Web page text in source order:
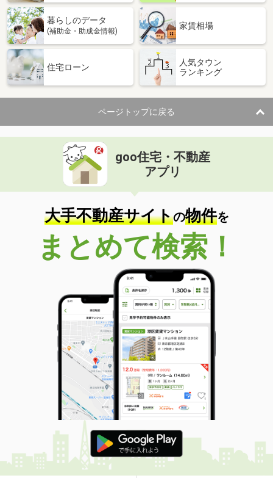
専有面積 58.6m²
間取り
岐阜県土岐市肥田浅野矢落町２
住 所
岐阜県土岐市肥田浅野矢落町２
専有面積 35m²
間取り
1K
岐阜県関市倉知
価 格
住 所
岐阜県関市倉知
専有面積 58.53m²
間取り
2LDK
岐阜県大垣市島里２
価 格
5.20万円
岐阜県大垣市島里２
23.61m²
間取り
1K
岐阜県大垣市和合本町１
価 格
5.05万円
住 所
岐阜県大垣市和合本町１
専有面積 56.47m²
間取り
2LDK
岐阜県岐阜市木田２
価 格
4.40万円
住 所
岐阜県岐阜市木田２
専有面積
暮らしのデータ
(補助金・助成金情報)
家賃相場
住宅ローン
人気タウン
ランキング
ページトップに戻る
goo住宅・不動産
アプリ
大手不動産サイトの物件を
まとめて検索！